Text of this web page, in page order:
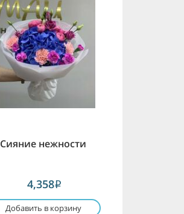
Сияние нежности
4,358i
Добавить в корзину